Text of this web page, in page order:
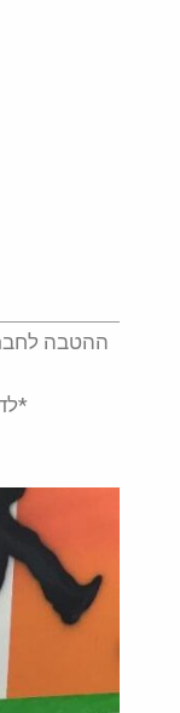
ההטבה